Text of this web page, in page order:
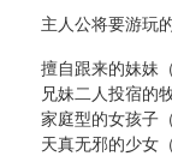
主人公将要游玩
擅自跟来的妹妹
兄妹二人投宿的
家庭型的女孩子
天真无邪的少女